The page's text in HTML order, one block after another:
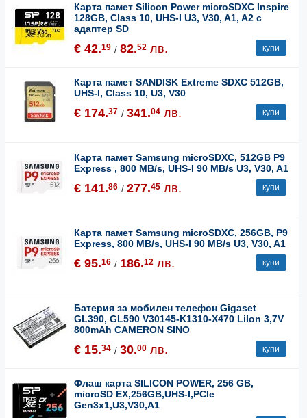
Карта памет Silicon Power microSDXC Inspire
128GB, Class 10, UHS-I U3, V30, A1, A2 с
адаптер SD
€ 42.19 / 82.52 лв. купи
Карта памет SANDISK Extreme SDXC 512GB,
UHS-I, Class 10, U3, V30
€ 174.37 / 341.04 лв. купи
Карта памет Samsung microSDXC, 512GB P9
Express , 800 MB/s, UHS-I 90 MB/s U3, V30, A1
€ 141.86 / 277.45 лв. купи
Карта памет Samsung microSDXC, 256GB, P9
Express, 800 MB/s, UHS-I 90 MB/s U3, V30, A1
€ 95.16 / 186.12 лв. купи
Батерия за мобилен телефон Gigaset
GL390, GL590 V30145-K1310-X470 LiIon 3,7V
800mAh CAMERON SINO
€ 15.34 / 30.00 лв. купи
Флаш карта SILICON POWER, 256 GB,
microSD EX,256GB,UHS-I,PCIe
Gen3x1,U3,V30,A1